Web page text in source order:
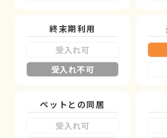
終末期利用
受入れ可
受入れ不可
ペットとの同居
受入れ可